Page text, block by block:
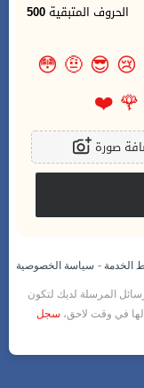
500 الحروف المتبقية
😢
😎
🤨
😳
🌹
❤️
صورة
الخدمة - سياسة الخصوصية
المرسلة لديك لتكون
في وقت لاحق، سجل